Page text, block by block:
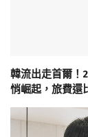
韓流出走首爾！
悄崛起，旅費還